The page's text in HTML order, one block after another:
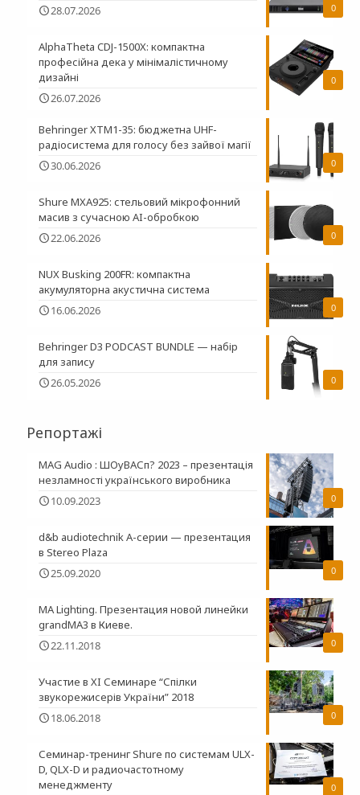
0
28.07.2026
0
AlphaTheta CDJ-1500X: компактна
професійна дека у мінімалістичному
дизайні
26.07.2026
0
Behringer XTM1-35: бюджетна UHF-
радіосистема для голосу без зайвої магії
30.06.2026
0
Shure MXA925: стельовий мікрофонний
масив з сучасною AI-обробкою
22.06.2026
0
NUX Busking 200FR: компактна
акумуляторна акустична система
16.06.2026
0
Behringer D3 PODCAST BUNDLE — набір
для запису
26.05.2026
Репортажі
0
MAG Audio : ШОуВАСп? 2023 – презентація
незламності українського виробника
10.09.2023
0
d&b audiotechnik A-серии — презентация
в Stereo Plaza
25.09.2020
0
MA Lighting. Презентация новой линейки
grandMA3 в Киеве.
22.11.2018
0
Участие в XI Семинаре “Спілки
звукорежисерів України” 2018
18.06.2018
0
Семинар-тренинг Shure по системам ULX-
D, QLX-D и радиочастотному
менеджменту